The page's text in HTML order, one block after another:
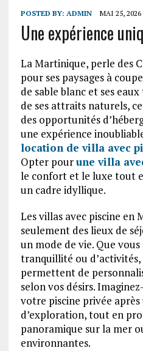
POSTED BY: ADMIN MAI 25, 2026
Une expérience
La Martinique, perle des
pour ses paysages à
de sable blanc et ses
de ses attraits naturels,
des opportunités
une expérience
location de villa avec
Opter pourune villa
le confort et le luxe tout
un cadre idyllique.
Les villas avec piscine en
seulement des lieux de
un mode de vie. Que
tranquillité ou
permettent de
selon vos désirs.
votre piscine privée
d’exploration, tout en
panoramique sur la mer
environnantes.